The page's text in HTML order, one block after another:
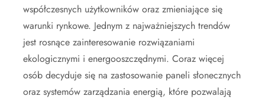
współczesnych użytkowników oraz zmieniające się
warunki rynkowe. Jednym z najważniejszych trendów
jest rosnące zainteresowanie rozwiązaniami
ekologicznymi i energooszczędnymi. Coraz więcej
osób decyduje się na zastosowanie paneli słonecznych
oraz systemów zarządzania energią, które pozwalają